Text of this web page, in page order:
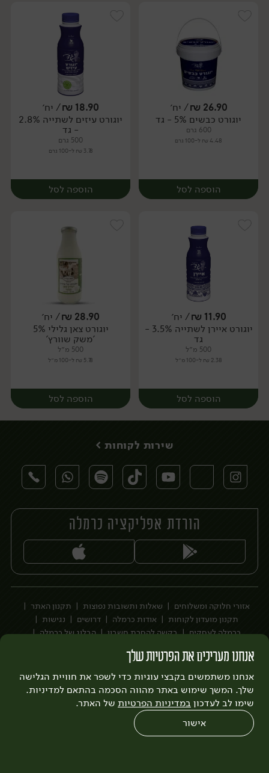
יח׳ יח׳
26.90
₪/ יח׳
יוגורט כבשים 5% - גד
600 גרם
4.48 ₪ ל-100 גרם
הוספה לסל
יח׳
18.90
₪/ יח׳
יוגורט עיזים לשתייה 2.8%
- גד
500 גרם
3.78 ₪ ל-100 גרם
הוספה לסל
יח׳
11.90
₪/ יח׳
יוגורט איירן לשתייה 3.5% -
גד
500 מ״ל
2.38 ₪ ל-100 מ״ל
הוספה לסל
יח׳
28.90
₪/ יח׳
יוגורט צאן גלילי 5%
'משק שוורץ'
500 מ״ל
5.78 ₪ ל-100 מ״ל
הוספה לסל
יח׳
אנחנו מעריכים את הפרטיות שלך
אנחנו משתמשים בקבצי עוגיות כדי לשפר את חוויית הגלישה
שלך. המשך שימוש באתר מהווה הסכמה בהתאם למדיניות.
שימו לב לעדכון במדיניות הפרטיות של האתר.
אישור
שירות לקוחות >
הורדת אפליקציה כרמלה
אזורי חלוקה ומשלוחים שאלות ותשובות נפוצות
תקנון האתר
תקנון מועדון לקוחות
אודות כרמלה דרושים
נגישות
כרמלה לעסקים
בקשה להסרת חשבון
הבלוג של כרמלה
עיצוב:3bearsפיתוח:Quatro